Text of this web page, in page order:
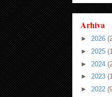
Arhiva
► 2026
► 2025
► 2024
► 2023
► 2022